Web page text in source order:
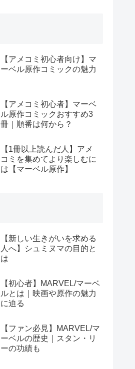
【アメコミ初心者向け】マ
ーベル原作コミックの魅力
【アメコミ初心者】マーベ
ル原作コミックおすすめ3
冊｜順番は何から？
【1冊以上読んだ人】アメ
コミを集めてより楽しむに
は【マーベル原作】
【新しい生きがいを求める
人へ】シュミヌマの目的と
は
【初心者】MARVEL/マーベ
ルとは｜映画や原作の魅力
に迫る
【ファン必見】MARVEL/マ
ーベルの歴史｜スタン・リ
ーの功績も